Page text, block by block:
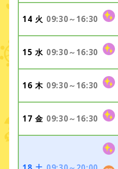
14 火 09:30～16:30
15 水 09:30～16:30
16 木 09:30～16:30
17 金 09:30～16:30